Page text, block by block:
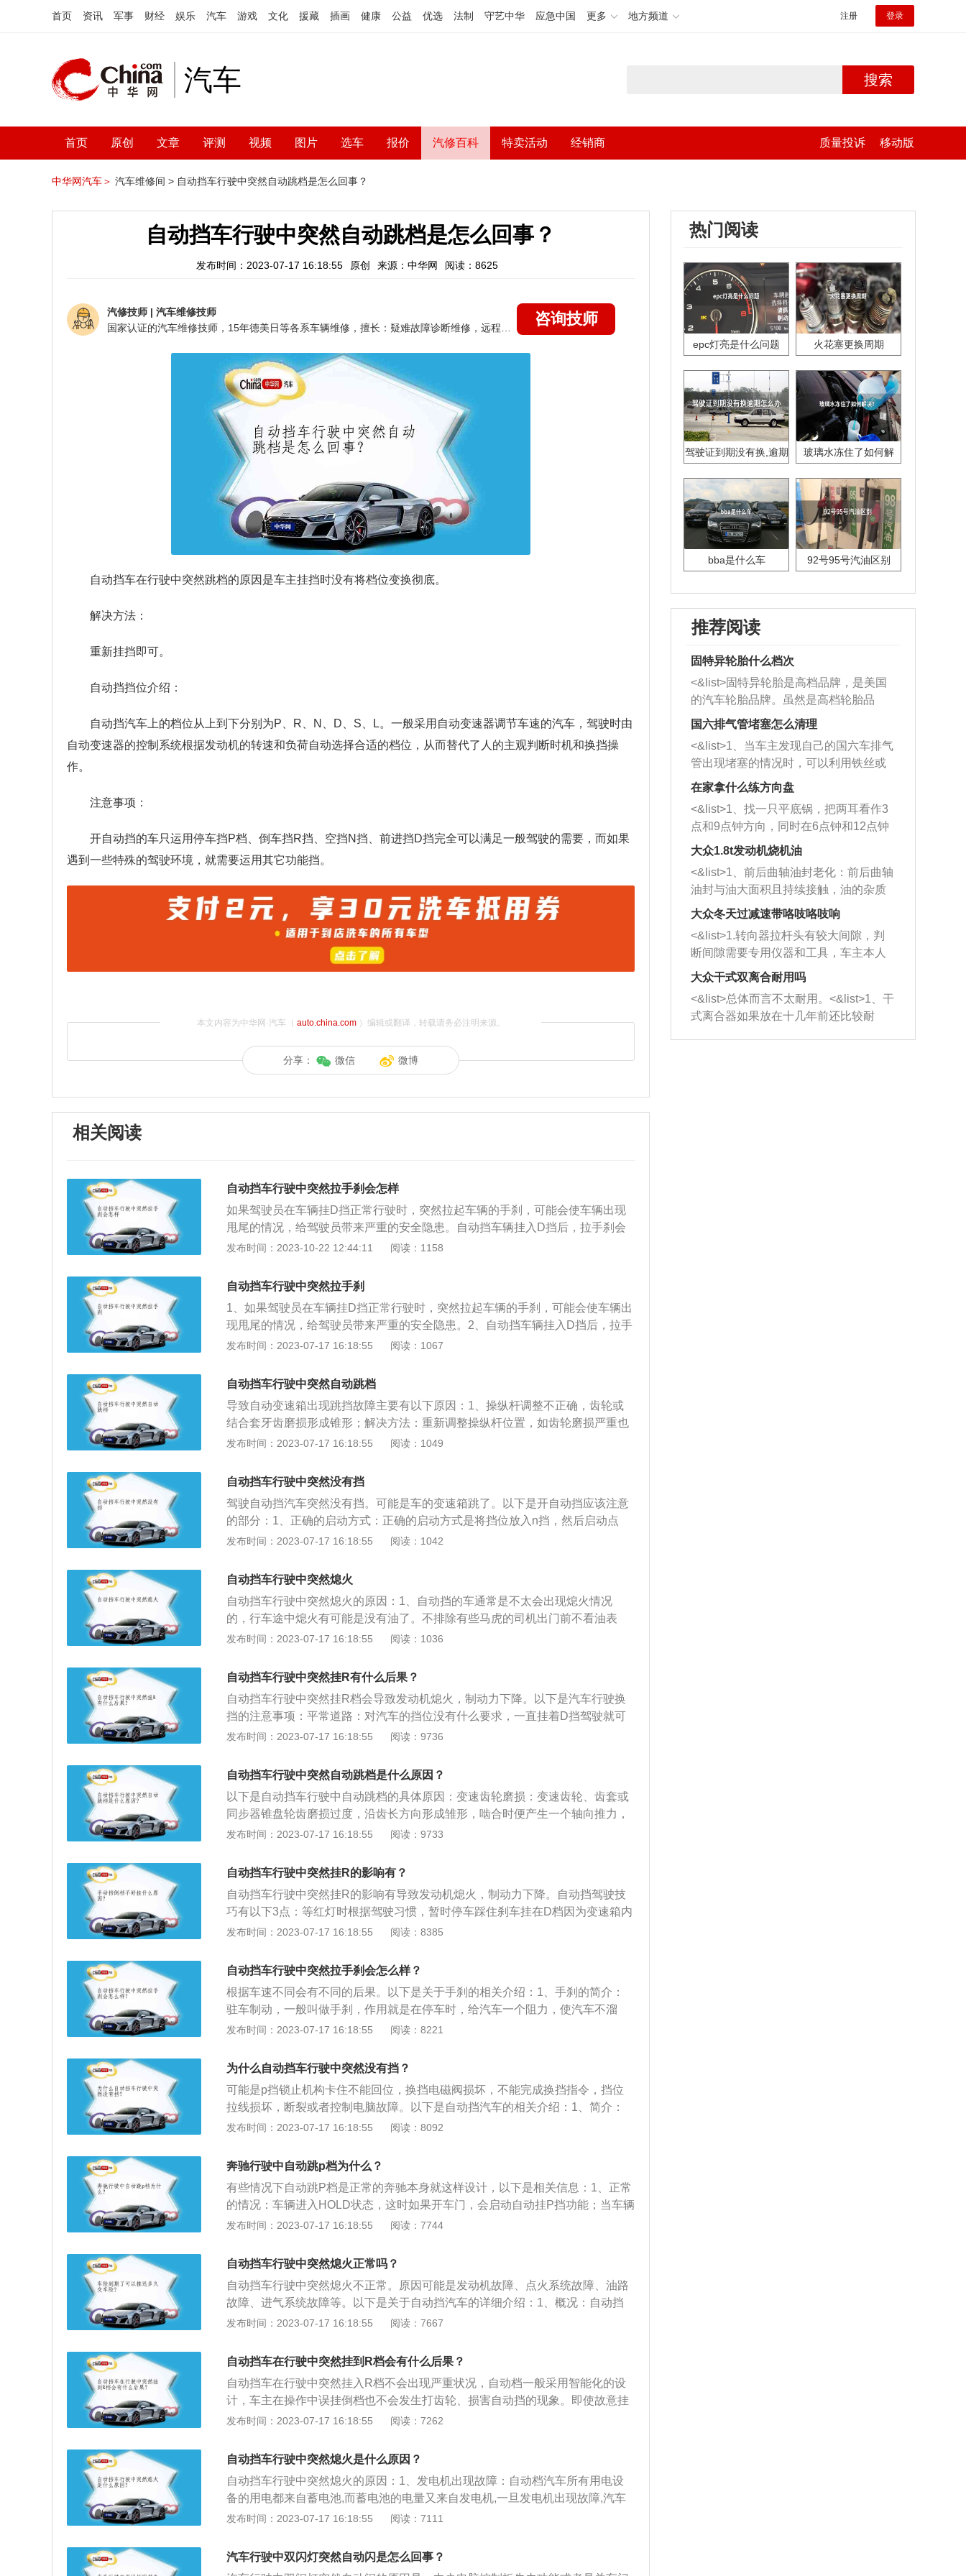
首页 资讯 军事 财经 娱乐 汽车 游戏 文化 援藏 插画 健康 公益 优选 法制 守艺中华 应急中国 更多 地方频道 注册 登录
汽车 搜索
首页 原创 文章 评测 视频 图片 选车 报价 汽修百科 特卖活动 经销商 质量投诉 移动版
中华网汽车＞ 汽车维修间 > 自动挡车行驶中突然自动跳档是怎么回事？
自动挡车行驶中突然自动跳档是怎么回事？
发布时间：2023-07-17 16:18:55 原创 来源：中华网 阅读：8625
汽修技师 | 汽车维修技师
咨询技师
自动挡车在行驶中突然跳档的原因是车主挂挡时没有将档位变换彻底。
解决方法：
重新挂挡即可。
自动挡挡位介绍：
自动挡汽车上的档位从上到下分别为P、R、N、D、S、L。一般采用自动变速器调节车速的汽车，驾驶时由
自动变速器的控制系统根据发动机的转速和负荷自动选择合适的档位，从而替代了人的主观判断时机和换挡操
作。
注意事项：
开自动挡的车只运用停车挡P档、倒车挡R挡、空挡N挡、前进挡D挡完全可以满足一般驾驶的需要，而如果
遇到一些特殊的驾驶环境，就需要运用其它功能挡。
本文内容为中华网·汽车（ auto.china.com）编辑或翻译，转载请务必注明来源。
分享： 微信 微博
相关阅读
自动挡车行驶中突然拉手刹会怎样
如果驾驶员在车辆挂D挡正常行驶时，突然拉起车辆的手刹，可能会使车辆出现
甩尾的情况，给驾驶员带来严重的安全隐患。自动挡车辆挂入D挡后，拉手刹会
严重影响车辆的动力，使车主感觉到车辆无力，而且还会加大车辆两个后轮刹车
车辆的手刹功能，能够起到锁住车辆后轮的作用。车辆的手刹可以供车辆在静止
状态下使用，比如车主用完车后，需要拉起手刹功能，防止车主离开车辆后，车
辆出现溜车现象，或者车主长时间等红灯时拉起手刹，可以解放车主的双脚。
发布时间：2023-10-22 12:44:11 阅读：1158
自动挡车行驶中突然拉手刹
1、如果驾驶员在车辆挂D挡正常行驶时，突然拉起车辆的手刹，可能会使车辆出
现甩尾的情况，给驾驶员带来严重的安全隐患。2、自动挡车辆挂入D挡后，拉手
刹会严重影响车辆的动力，使车主感觉到车辆无力，而且还会加大车辆两个后轮
灵。车辆的手刹功能，能够起到锁住车辆后轮的作用。车辆的手刹可以供车辆在
静止状态下使用，比如车主用完车后，需要拉起手刹功能，防止车主离开车辆
后，车辆出现溜车现象，或者车主长时间等红灯时拉起手刹，可以解放车主的双
脚。
发布时间：2023-07-17 16:18:55 阅读：1067
自动挡车行驶中突然自动跳档
导致自动变速箱出现跳挡故障主要有以下原因：1、操纵杆调整不正确，齿轮或
结合套牙齿磨损形成锥形；解决方法：重新调整操纵杆位置，如齿轮磨损严重也
及时更换；2、变速箱轴、轴承或齿轮磨损松旷，轴向间隙过大，使轴在转动
挡叉轴凹槽及锁止球磨损严重，或锁止球弹簧过软；解决方法：更换挡叉轴凹
槽、锁止球或锁止球弹簧；4、同步器磨损或损坏，换挡叉弯曲，换挡杆磨损严
重；解决方法：更换损坏部件；或到维修厂进行检修。当车辆出现跳挡故障时，
车主应及时将车送往专业维修站点维修。车辆到厂后，维修技师应先对该车做故
障自诊断，如有故障代码出现，可按故障码查找相应故障；5、变速齿轮、齿套
力，在工作中又受振抖，转速变化的惯性影响，迫使啮合的齿轮沿轴向脱开；解
决方法：需更换变速齿轮、齿套或同步器锥盘轮齿；6、变速齿轮弯曲变形、固
定螺钉松动或变速杆变形等，使齿轮不能正常啮合；解决方法：需更换变速齿
弹力不足或折断，造成锁止力量不足，使变速叉轴不能可靠定位；解决方法：建
的问题，造成不必要的损失。另外在路试车时，注意跳挡挡位，发现在某挡跳挡
后，将变速杆挂入该挡，并将发动机熄火。检查换挡操纵机构调整是否正确。拆
下变速箱盖检查齿轮和同步器的啮合情况与轴承是否松旷、换挡叉是否受损等，
如有异常按元件情况进行更换调整。
发布时间：2023-07-17 16:18:55 阅读：1049
自动挡车行驶中突然没有挡
驾驶自动挡汽车突然没有挡。可能是车的变速箱跳了。以下是开自动挡应该注意
的部分：1、正确的启动方式：正确的启动方式是将挡位放入n挡，然后启动点
火，这样就避免挂到R挡；2、中途停车：基本上自动挡汽车需要停车时，车主只
的短暂停车，这样做是正确的。如果长时间堵车，那么最好把挡位换到n挡或者P
挡。第一，节省油耗。最重要的一点是，长时间踩刹车，刹车盘和变速器的油温
会升高，对车辆是一种伤害；3、自动挡汽车超车：超车时，自动挡汽车不方便
手动换挡，所以在超车前，可以松开油门，让变速箱自动降挡，提高动力输出。
发布时间：2023-07-17 16:18:55 阅读：1042
自动挡车行驶中突然熄火
自动挡车行驶中突然熄火的原因：1、自动挡的车通常是不太会出现熄火情况
的，行车途中熄火有可能是没有油了。不排除有些马虎的司机出门前不看油表
箱，因没油而导致熄火。2、加错汽油型号或者加入的汽油质量不过关，导致发
可能会导致突然熄火。比如发电机老化、火花塞堵塞、传感器失灵、点火线圈问
题等等。4、变速箱有问题，挂挡熄火或者跳档，极少可能会遇到汽车变速箱自
身出现问题失灵的情况。需要定期保养变速箱，防止发动机老化或损坏。5、驾
驶员开车技术差，因操作不当，导致行车过程中车辆熄火。自动挡的车突然熄火
的解决办法是：首先打开双闪灯，提示后车出问题了请注意，然后踩刹车尽快让
时间把汽车停放在露天停车场；2、避免多次不间断地启动车辆；3、定期检查电
瓶上的配件及连接线路；4、禁止汽车熄火后使用汽车电器。
发布时间：2023-07-17 16:18:55 阅读：1036
自动挡车行驶中突然挂R有什么后果？
自动挡车行驶中突然挂R档会导致发动机熄火，制动力下降。以下是汽车行驶换
挡的注意事项：平常道路：对汽车的挡位没有什么要求，一直挂着D挡驾驶就可
以正常行驶。停车：发动机停止运转时，需要把档位挂到P挡，表示汽车停止使
停止向前移动后，可以挂入R挡，把刹车轻轻松开汽车就会实现倒车行驶。停车
等待：或者驾驶在拥堵的道路时，可以挂N挡。高速公路：或者在速超车时，可
以挂S挡。S挡是汽车的运动模式，和D挡一样可以自由变换挡位。在爬坡时也可
以选择S挡，这个挡位的扭力输出和加速度是最大。
发布时间：2023-07-17 16:18:55 阅读：9736
自动挡车行驶中突然自动跳档是什么原因？
以下是自动挡车行驶中自动跳档的具体原因：变速齿轮磨损：变速齿轮、齿套或
同步器锥盘轮齿磨损过度，沿齿长方向形成雏形，啮合时便产生一个轴向推力，
在工作中又受振抖，转速变化的惯性影响，迫使啮合的齿轮沿轴向脱开。变速弯
正常啮合。弹簧弹力不足：自锁装置磨损松旷，弹簧弹力不足或折断，造成锁止
力量不足，使变速叉轴不能可靠定位。
发布时间：2023-07-17 16:18:55 阅读：9733
自动挡车行驶中突然挂R的影响有？
自动挡车行驶中突然挂R的影响有导致发动机熄火，制动力下降。自动挡驾驶技
巧有以下3点：等红灯时根据驾驶习惯，暂时停车踩住刹车挂在D档因为变速箱内
扭力转换器设有一组附有单向离合器的反应轮，其作用是放大来自发动机曲轴的
时踏下制动踏板才可以将变速杆从P挡或N挡移出，换入行驶挡位，松开制动踏
板，车辆就可以慢慢行驶，之所以要提前踩刹车，目的是保障司机和车辆的安
全；发动机启动时只有当变速杆处于挡位P或N的位置，才可以启动发动机，如果
变速杆在行驶挡位，如D、R等位置，发动机不能启动。
发布时间：2023-07-17 16:18:55 阅读：8385
自动挡车行驶中突然拉手刹会怎么样？
根据车速不同会有不同的后果。以下是关于手刹的相关介绍：1、手刹的简介：
驻车制动，一般叫做手刹，作用就是在停车时，给汽车一个阻力，使汽车不溜
车。驻车制动，也就是手刹或者自动档中的停车档，锁住传动轴或者后轮。驻车
刹的注意事项：不要把手刹拉到高挡，因为手刹零碎中的拉线不但有钢索另有尼
龙绳，假如每一次都是拉到最高挡，尼龙绳很快就会发生材质疲倦。
发布时间：2023-07-17 16:18:55 阅读：8221
为什么自动挡车行驶中突然没有挡？
可能是p挡锁止机构卡住不能回位，换挡电磁阀损坏，不能完成换挡指令，挡位
拉线损坏，断裂或者控制电脑故障。以下是自动挡汽车的相关介绍：1、简介：
自动档汽车通常采用液力传动装置来取代手动档汽车的机械式离合器，因此没有
当操纵手柄放入前进档，松开制动踏板，随着加油和发动机转速的提高，传递的
扭矩增大，推动汽车前进。2、停车方式：车进入停车位后，先踩住刹车挂N档，
然后拉起手刹，接着松开脚刹车后熄火，最后再挂P档拔钥匙即可。而不是直接
推入p挡，自动挡车主最好养成这种停车习惯，避免锁死，否则一个人还真不好
推。
发布时间：2023-07-17 16:18:55 阅读：8092
奔驰行驶中自动跳p档为什么？
有些情况下自动跳P档是正常的奔驰本身就这样设计，以下是相关信息：1、正常
的情况：车辆进入HOLD状态，这时如果开车门，会启动自动挂P挡功能；当车辆
行驶速度介于1km/h~3km/h间，这时开车门也会启动自动挂P挡功能。奔驰车有
可以在D、N、R、P档之间任意切换，如果这时候有误按P档键，是会跳P。2、
汽车挂入P档位：奔驰的P档很智能，停车直接熄火会自动挂入P档，或者开启左
前门时自动挂入P档。而这种电子档杆没有档位限制功能，行驶中可以随意前后
拨动档杆，但是当车速超过10km/h，档位切换是无效。当车速在10km/h以内时，
档位是可以在D、N、R、P之间随意切换。
发布时间：2023-07-17 16:18:55 阅读：7744
自动挡车行驶中突然熄火正常吗？
自动挡车行驶中突然熄火不正常。原因可能是发动机故障、点火系统故障、油路
故障、进气系统故障等。以下是关于自动挡汽车的详细介绍：1、概况：自动挡
汽车一般指采用自动变速器（AT）调节车速的汽车。驾驶时由自动变速器的控制
机和换档操作。2、其他：自动档汽车通常采用液力传动装置来取代手动档汽车
的机械式离合器，因此没有离合器踏板。当发动机转速低时，液体传递的扭矩有
限，不足以推动汽车前进。
发布时间：2023-07-17 16:18:55 阅读：7667
自动挡车在行驶中突然挂到R档会有什么后果？
自动挡车在行驶中突然挂入R档不会出现严重状况，自动档一般采用智能化的设
计，车主在操作中误挂倒档也不会发生打齿轮、损害自动挡的现象。即使故意挂
入倒挡，变速箱电脑只会自动跳转到D档，通知发动机电脑停止喷油切断动力并
车才结束。拓展资料:以下是自动挡车档位的作用介绍：1、N档（neutral）：空
挡，作用同于手动挡的空挡，暂时停车时使用。另一个作用是发动机在行驶中突
然熄火时，如果想在行驶中重新启动发动机，则需换入N挡。2、P档（parkin
g）：驻车档，在熄火停放或汽车静止时使用，当车辆停止时需要将挡位挂入P挡
才可以断电、拔钥匙、锁车门。3、D档（drive）：前进挡，行驶在一般路面上使
工作状态。
发布时间：2023-07-17 16:18:55 阅读：7262
自动挡车行驶中突然熄火是什么原因？
自动挡车行驶中突然熄火的原因：1、发电机出现故障：自动档汽车所有用电设
备的用电都来自蓄电池,而蓄电池的电量又来自发电机,一旦发电机出现故障,汽车
很快就会没电,点火系统就不能工作,进而导致汽车熄火。2、点火系统出现故障：
上的火花塞或者点火线圈出现故障,汽车就会熄火。3、油路出现故障：如果油压
较低就会造成汽车熄火,油路故障表现在油路堵塞、燃油泵故障及高压油泵故障,容
发布时间：2023-07-17 16:18:55 阅读：7111
汽车行驶中双闪灯突然自动闪是怎么回事？
热门阅读
epc灯亮是什么问题 火花塞更换周期
驾驶证到期没有换,逾期
玻璃水冻住了如何解
bba是什么车 92号95号汽油区别
推荐阅读
固特异轮胎什么档次
<&list>固特异轮胎是高档品牌，是美国
的汽车轮胎品牌。虽然是高档轮胎品
牌，但是中高低端的轮胎都有生产，这
也是为了更好的开拓市场。
国六排气管堵塞怎么清理
<&list>1、当车主发现自己的国六车排气
管出现堵塞的情况时，可以利用铁丝或
者是细棍，直接将杂物给取出来，如果
堵塞情况比较严重，也可以采取应急措
施。 <&list>2、直接利用木棍将所有的
杂物推到排气管里面的位置处，然后将
三元催化器拆解开，就可以将堵塞的东
西取出来。但如果是因为积碳过多引起
的堵塞，就需要将三元催化器泡在草酸
洗剂对堵塞的情况得到解决，将清洗剂
放在燃油箱中，与燃油混合后，车辆启
动时，就可以和汽油一起进入到燃烧
室，最后形成废气排出，就可以让三元
催化器得到清洗，排气管堵塞的情况就
能够得到解决。
在家拿什么练方向盘
<&list>1、找一只平底锅，把两耳看作3
点和9点钟方向，同时在6点钟和12点钟
方向做一个标记。 <&list>2、双手握住
一圈半的练习，往右同样也要打相同的
圈数。 <&list>3、最后强调要反复练
习，这样就可以形成肌肉记忆，在真实
驾驶车辆时，不需要记忆也能打好方
向。
大众1.8t发动机烧机油
<&list>1、前后曲轴油封老化：前后曲轴
油封与油大面积且持续接触，油的杂质
和发动机内持续温度变化使其密封效果
逐渐减弱，导致渗油或漏油。<&list>2、
活塞间隙过大：积碳会使活塞环与缸体
的间隙扩大，导致机油流入燃烧室中，
造成烧机油。<&list>3、机油粘度。使用
机油粘度过小的话，同样会有烧机油现
象，机油粘度过小具有很好的流动性，
大众冬天过减速带咯吱咯吱响
<&list>1.转向器拉杆头有较大间隙，判
断间隙需要专用仪器和工具，车主本人
无法制作，需要将车辆送到修理厂或4s
店；<&list>2.车辆半轴套管防尘罩破
裂，破裂后会出现漏油现象，使半轴磨
损严重，磨损的半轴容易损坏，产生异
响；<&list>3.稳定器的转向胶套和球头
大众干式双离合耐用吗
<&list>总体而言不太耐用。<&list>1、干
式离合器如果放在十几年前还比较耐